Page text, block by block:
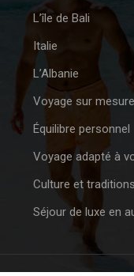
L’île de Bali
Italie
L’Albanie
Voyage sur mesure
Équilibre personnel
Voyage adapté à
Culture et traditions
Séjour de luxe en